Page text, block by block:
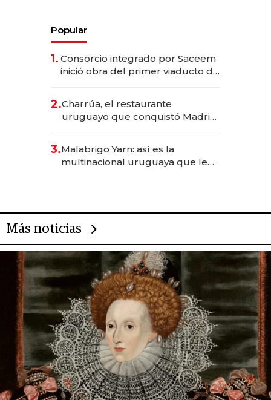
Popular
1. Consorcio integrado por Saceem
inició obra del primer viaducto de
millones
2.Charrúa, el restaurante
uruguayo que conquistó Madrid:
anticipación y prepara apertura
3.Malabrigo Yarn: así es la
multinacional uruguaya que le
Más noticias